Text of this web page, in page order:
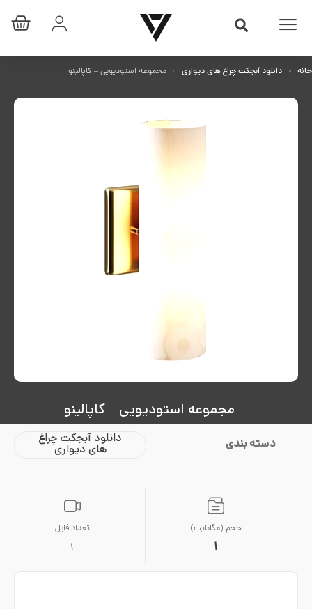
خانه دانلود آبجکت چراغ های دیواری مجموعه استودیویی – کاپالینو
مجموعه استودیویی – کاپالینو
دسته بندی دانلود آبجکت چراغ
های دیواری
حجم (مگابایت)
1
تعداد فایل
1